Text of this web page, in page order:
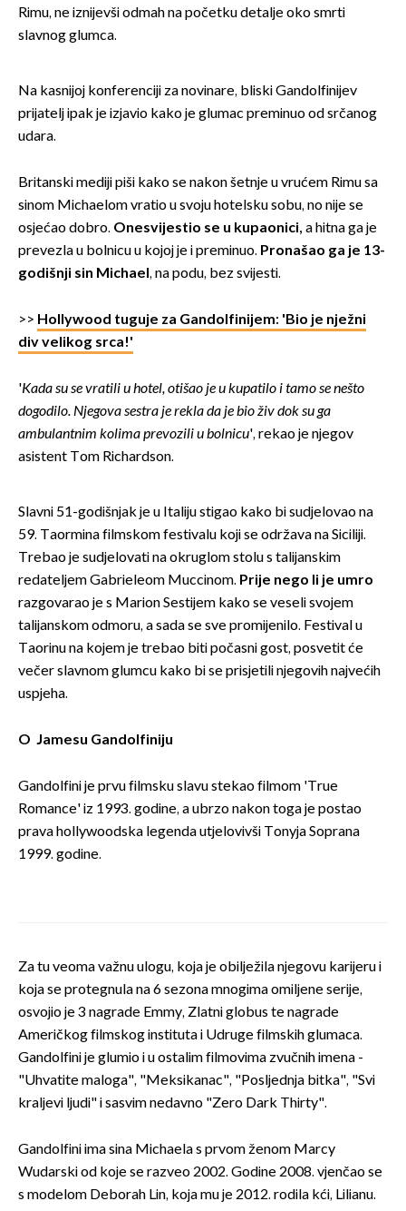
Rimu, ne iznijevši odmah na početku detalje oko smrti
slavnog glumca.
Na kasnijoj konferenciji za novinare, bliski Gandolfinijev
prijatelj ipak je izjavio kako je glumac preminuo od srčanog
udara.
Britanski mediji piši kako se nakon šetnje u vrućem Rimu sa
sinom Michaelom vratio u svoju hotelsku sobu, no nije se
osjećao dobro. Onesvijestio se u kupaonici, a hitna ga je
prevezla u bolnicu u kojoj je i preminuo. Pronašao ga je 13-
godišnji sin Michael, na podu, bez svijesti.
>> Hollywood tuguje za Gandolfinijem: 'Bio je nježni
div velikog srca!'
'Kada su se vratili u hotel, otišao je u kupatilo i tamo se nešto
dogodilo. Njegova sestra je rekla da je bio živ dok su ga
ambulantnim kolima prevozili u bolnicu', rekao je njegov
asistent Tom Richardson.
Slavni 51-godišnjak je u Italiju stigao kako bi sudjelovao na
59. Taormina filmskom festivalu koji se održava na Siciliji.
Trebao je sudjelovati na okruglom stolu s talijanskim
redateljem Gabrieleom Muccinom. Prije nego li je umro
razgovarao je s Marion Sestijem kako se veseli svojem
talijanskom odmoru, a sada se sve promijenilo. Festival u
Taorinu na kojem je trebao biti počasni gost, posvetit će
večer slavnom glumcu kako bi se prisjetili njegovih najvećih
uspjeha.
O Jamesu Gandolfiniju
Gandolfini je prvu filmsku slavu stekao filmom 'True
Romance' iz 1993. godine, a ubrzo nakon toga je postao
prava hollywoodska legenda utjelovivši Tonyja Soprana
1999. godine.
Za tu veoma važnu ulogu, koja je obilježila njegovu karijeru i
koja se protegnula na 6 sezona mnogima omiljene serije,
osvojio je 3 nagrade Emmy, Zlatni globus te nagrade
Američkog filmskog instituta i Udruge filmskih glumaca.
Gandolfini je glumio i u ostalim filmovima zvučnih imena -
"Uhvatite maloga", "Meksikanac", "Posljednja bitka", "Svi
kraljevi ljudi" i sasvim nedavno "Zero Dark Thirty".
Gandolfini ima sina Michaela s prvom ženom Marcy
Wudarski od koje se razveo 2002. Godine 2008. vjenčao se
s modelom Deborah Lin, koja mu je 2012. rodila kći, Lilianu.